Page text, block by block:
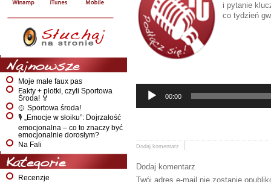
Najnowsze
Moje małe faux pas
Fakty + plotki, czyli Sportowa
Środa! 🏅
🥎 Sportowa środa!
🎙️ „Emocje w słoiku”: Dojrzałość
emocjonalna – co to znaczy być
emocjonalnie dorosłym?
Na Fali
Kategorie
Recenzje
i pytanie
co tydzień
00:00
Dodaj komentarz
Dodaj komentarz
Twój adres e-mail nie zostanie